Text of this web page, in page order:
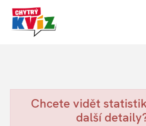
Chcete vidět
další